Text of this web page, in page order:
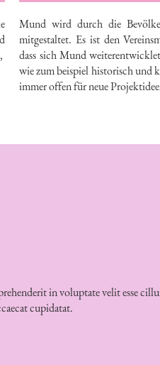
Mund wird durch die
mitgestaltet. Es ist den
dass sich Mund
wie zum beispiel historisch und
immer offen für neue
in voluptate velit esse
cupidatat.